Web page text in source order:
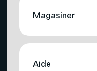
Magasiner
Aide